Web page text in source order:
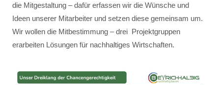
die Mitgestaltung – dafür erfassen wir die Wünsche und
Ideen unserer Mitarbeiter und setzen diese gemeinsam um.
Wir wollen die Mitbestimmung – drei Projektgruppen
erarbeiten Lösungen für nachhaltiges Wirtschaften.